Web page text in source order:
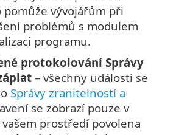
pomůže vývojářům při
problémů s modulem
programu.
protokolování Správy
– všechny události se
Správy zranitelností a
se zobrazí pouze v
prostředí povolena